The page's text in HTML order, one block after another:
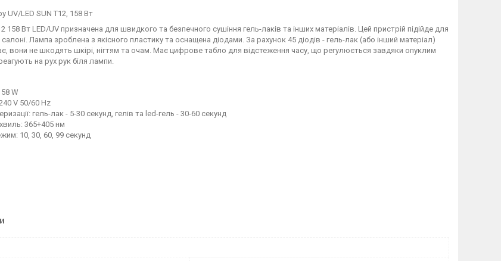
UV/LED SUN T12, 158 Вт
158 Вт LED/UV призначена для швидкого та безпечного сушіння гель-лаків та інших матеріалів. Цей пристрій підійде для
Лампа зроблена з якісного пластику та оснащена діодами. За рахунок 45 діодів - гель-лак (або інший матеріал)
вони не шкодять шкірі, нігтям та очам. Має цифрове табло для відстеження часу, що регулюється завдяки опуклим
на рух рук біля лампи.
W
V 50/60 Hz
гель-лак - 5-30 секунд, гелів та led-гель - 30-60 секунд
365+405 нм
10, 30, 60, 99 секунд